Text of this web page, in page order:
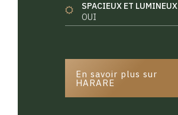
SPACIEUX ET LUMINEUX
OUI
En savoir plus sur
HARARE